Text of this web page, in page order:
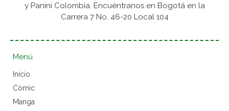
y Panini Colombia. Encuéntranos en Bogotá en la
Carrera 7 No. 46-20 Local 104
Menú
Inicio
Cómic
Manga